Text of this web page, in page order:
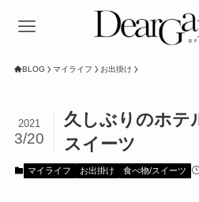
BLOG マイライフ お出掛け
久しぶりのホテ
スイーツ
2021
3/20
マイライフ お出掛け 食べ物/スイーツ